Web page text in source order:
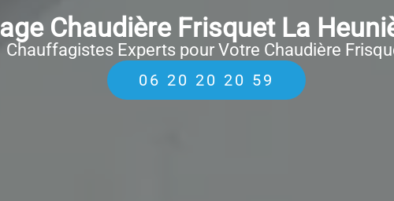
Chaudière Frisquet La
Chauffagistes Experts pour Votre Chaudière
06 20 20 20 59